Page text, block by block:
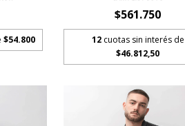
$54.800
$561.750
12 cuotas sin interés de
$46.812,50